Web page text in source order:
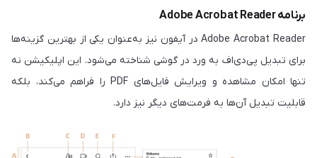
برنامه Adobe Acrobat Reader
Adobe Acrobat Reader در آیفون نیز به‌عنوان یکی از بهترین گزینه‌ها
برای تبدیل پی‌دی‌اف به ورد در گوشی شناخته می‌شود. این اپلیکیشن نه
تنها امکان مشاهده و ویرایش فایل‌های PDF را فراهم می‌کند، بلکه
قابلیت تبدیل آن‌ها به فرمت‌های دیگر نیز دارد.